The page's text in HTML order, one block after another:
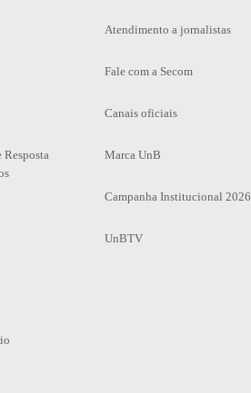
Atendimento a jornalistas
Fale com a Secom
Canais oficiais
Marca UnB
Campanha Institucional 2026
UnBTV